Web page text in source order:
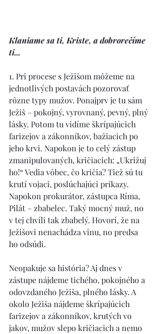
Klaniame sa ti, Kriste, a dobrorečíme
ti...
1. Pri procese s Ježišom môžeme na
jednotlivých postavách pozorovať
rôzne typy mužov. Ponajprv je tu sám
Ježiš – pokojný, vyrovnaný, pevný, plný
lásky. Potom tu vidíme škrípajúcich
farizejov a zákonníkov, bažiacich po
jeho krvi. Napokon je to celý zástup
zmanipulovaných, kričiacich: „Ukrižuj
ho!“ Vedia vôbec, čo kričia? Tiež sú tu
krutí vojaci, poslúchajúci príkazy.
Napokon prokurátor, zástupca Ríma,
Pilát – zbabelec. Taký mocný muž, no
v tej chvíli tak zbabelý. Hovorí, že na
Ježišovi nenachádza vinu, no predsa
ho odsúdi.
Neopakuje sa história? Aj dnes v
zástupe nájdeme tichého, pokojného a
odovzdaného Ježiša, plného lásky. A
okolo Ježiša nájdeme škrípajúcich
farizejov a zákonníkov, krutých vo
jakov, mužov slepo kričiacich a nemo